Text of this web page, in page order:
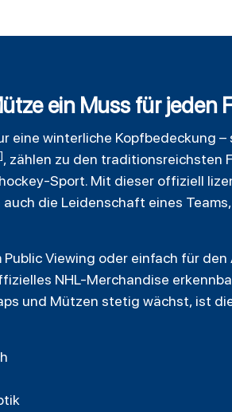
ein Muss für jeden
eine winterliche Kopfbedeckung –
, zählen zu den traditionsreichsten
-Sport. Mit dieser offiziell
die Leidenschaft eines
Viewing oder einfach für den
NHL-Merchandise
und Mützen stetig wächst, ist